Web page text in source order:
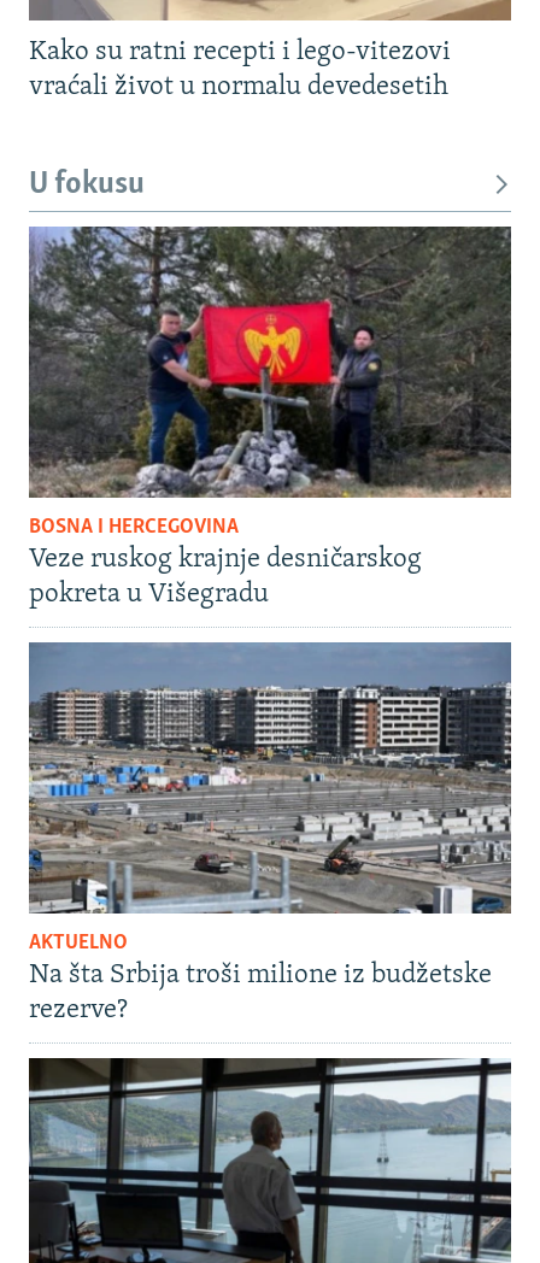
Kako su ratni recepti i lego-vitezovi
vraćali život u normalu devedesetih
U fokusu
BOSNA I HERCEGOVINA
Veze ruskog krajnje desničarskog
pokreta u Višegradu
AKTUELNO
Na šta Srbija troši milione iz budžetske
rezerve?